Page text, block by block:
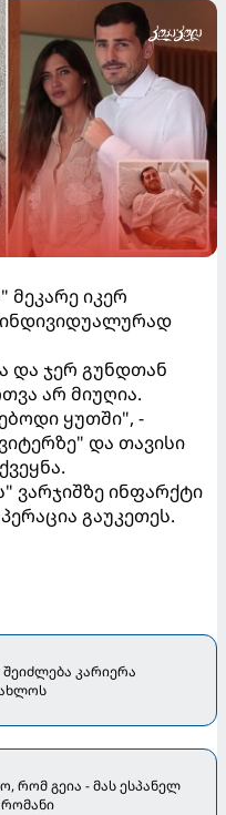
მეკარე იკერ
და ჯერ გუნდთან
არ მიუღია.
ყუთში", -
და თავისი
ვარჯიშზე ინფარქტი
გაუკეთეს.
კარიერა
რომ გეია - მას ესპანელ
რომანი